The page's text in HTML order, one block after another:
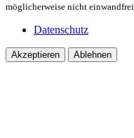
möglicherweise nicht einwandfrei.
Datenschutz
Akzeptieren Ablehnen